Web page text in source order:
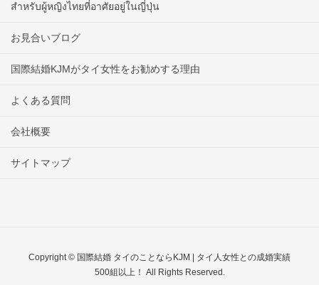
สำหรับผู้หญิงไทยที่อาศัยอยู่ในญี่ปุ่น
お見合いブログ
国際結婚KJMがタイ女性をお勧めする理由
よくある質問
会社概要
サイトマップ
Copyright © 国際結婚 タイのことならKJM | タイ人女性との成婚実績
500組以上！ All Rights Reserved.